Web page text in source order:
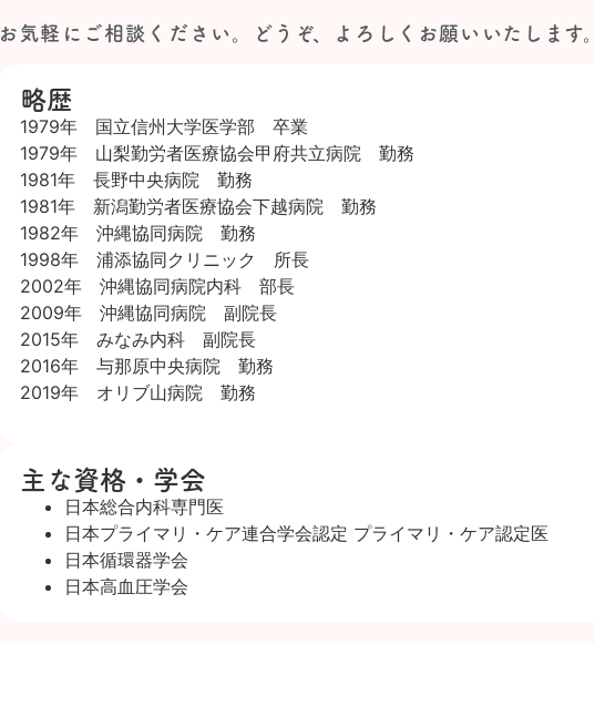
お気軽にご相談ください。どうぞ、よろしくお願いいたします。
略歴
1979年 国立信州大学医学部 卒業
1979年 山梨勤労者医療協会甲府共立病院 勤務
1981年 長野中央病院 勤務
1981年 新潟勤労者医療協会下越病院 勤務
1982年 沖縄協同病院 勤務
1998年 浦添協同クリニック 所長
2002年 沖縄協同病院内科 部長
2009年 沖縄協同病院 副院長
2015年 みなみ内科 副院長
2016年 与那原中央病院 勤務
2019年 オリブ山病院 勤務
主な資格・学会
日本総合内科専門医
日本プライマリ・ケア連合学会認定 プライマリ・ケア認定医
日本循環器学会
日本高血圧学会